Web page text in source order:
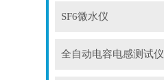
SF6微水仪
全自动电容电感测试仪